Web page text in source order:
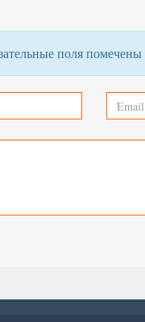
поля помечены